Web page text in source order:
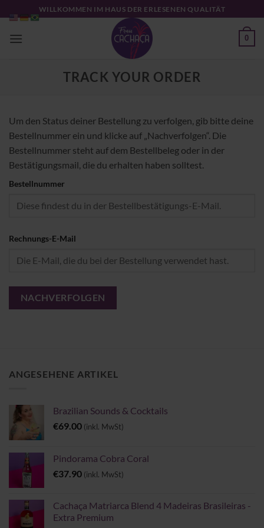
Inhalt
springen
WILLKOMMEN IM HAUS DER ERLESENEN QUALITÄT
0
TRACK YOUR ORDER
Um den Status deiner Bestellung zu verfolgen, gib bitte deine
Bestellnummer ein und klicke auf „Nachverfolgen“. Die
Bestellnummer steht auf dem Bestellbeleg oder in der
Bestätigungsmail, die du erhalten haben solltest.
Bestellnummer
Rechnungs-E-Mail
NACHVERFOLGEN
ANGESEHENE ARTIKEL
Brazilian Sounds & Cocktails
€69.00 (inkl. MwSt)
Pindorama Cobra Coral
€37.90 (inkl. MwSt)
Cachaça Matriarca Blend 4 Madeiras Brasileiras -
Extra Premium